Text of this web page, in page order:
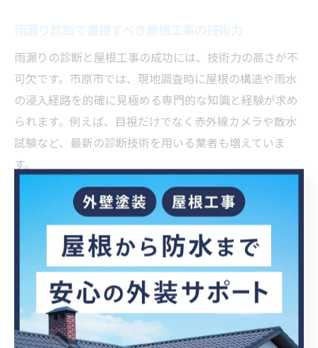
雨漏りの診断と屋根工事の成功には、技術力の高さが不
可欠です。市原市では、現地調査時に屋根の構造や雨水
の浸入経路を的確に見極める専門的な知識と経験が求め
られます。例えば、目視だけでなく赤外線カメラや散水
試験など、最新の診断技術を用いる業者も増えていま
す。
なぜ技術力が重要なのかというと、屋根の構造や過去の
修理歴によって雨漏りの原因が複雑化していることが多
いためです。経験豊富な職人であれば、表面上は問題が
なくても、下地や細部に潜む劣化を見逃さず、適切な補
修方法を提案できます。実際に「他社で直らなかった雨
漏りが、専門業者の詳細診断で解決した」という事例も
あります。